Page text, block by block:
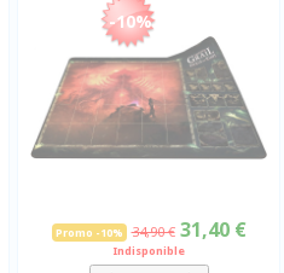
-10%
Promo -10% 34,90 € 31,40 €
Indisponible